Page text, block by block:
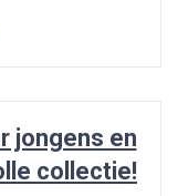
jongens en
collectie!